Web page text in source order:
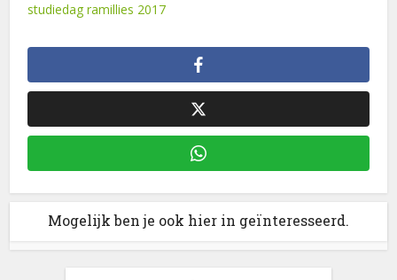
studiedag ramillies 2017
Mogelijk ben je ook hier in geïnteresseerd.